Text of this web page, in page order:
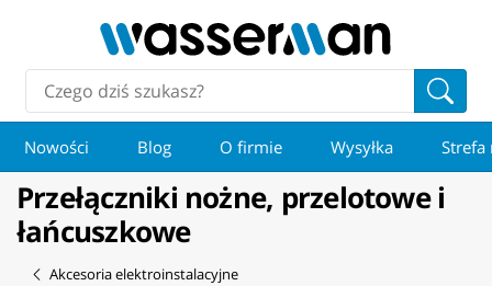
Nowości Blog O firmie Wysyłka Strefa
Przełączniki nożne, przelotowe i
łańcuszkowe
Akcesoria elektroinstalacyjne